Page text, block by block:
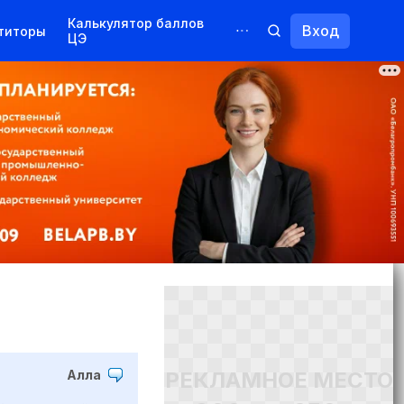
Калькулятор баллов
ЦЭ
Курсы
Переподготовка
Вход
Алла РЕКЛАМНОЕ МЕСТО